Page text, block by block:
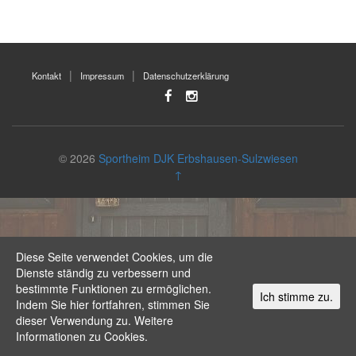
Kontakt Impressum Datenschutzerklärung
© 2026 Sportheim DJK Erbshausen-Sulzwiesen
↑
Diese Seite verwendet Cookies, um die
Dienste ständig zu verbessern und
bestimmte Funktionen zu ermöglichen.
Indem Sie hier fortfahren, stimmen Sie
dieser Verwendung zu. Weitere
Informationen zu Cookies.
Ich stimme zu.